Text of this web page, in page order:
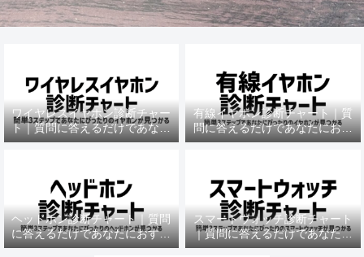
ワイヤレスイヤホン診断チャー
ト｜質問に答えるだけであなた
におすすめの機種がわかる
有線イヤホン診断チャート｜質
問に答えるだけであなたにおす
すめの機種がわかる
ヘッドホン診断チャート｜質問
に答えるだけであなたにおすす
めの機種がわかる
スマートウォッチ診断チャート
｜質問に答えるだけであなたに
おすすめの機種がわかる